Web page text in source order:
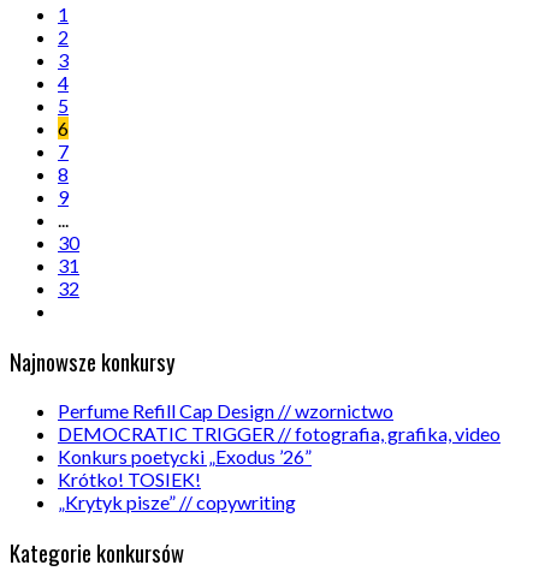
1
2
3
4
5
6
7
8
9
...
30
31
32
Najnowsze konkursy
Perfume Refill Cap Design // wzornictwo
DEMOCRATIC TRIGGER // fotografia, grafika, video
Konkurs poetycki „Exodus ’26”
Krótko! TOSIEK!
„Krytyk pisze” // copywriting
Kategorie konkursów